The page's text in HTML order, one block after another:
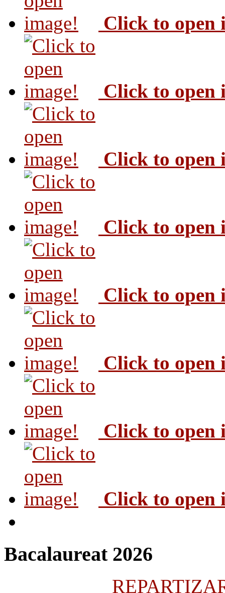
Click to open
Click to open
Click to open
Click to open
Click to open
Click to open
Click to open
Click to open
Bacalaureat 2026